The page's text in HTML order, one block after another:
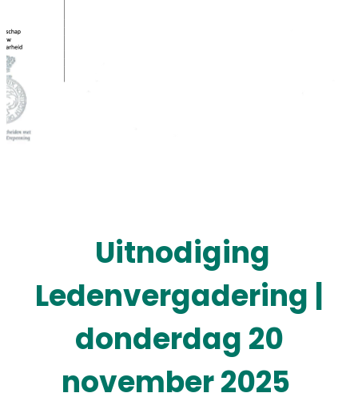
Uitnodiging
Ledenvergadering |
donderdag 20
november 2025